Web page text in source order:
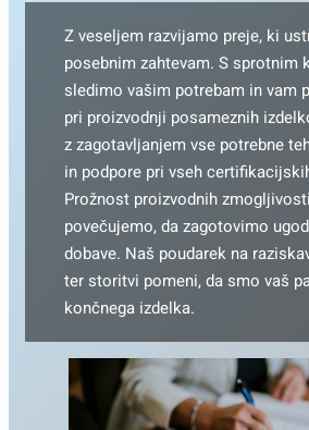
Z veseljem razvijamo preje, ki
posebnim zahtevam. S sprotnim
sledimo vašim potrebam in vam
pri proizvodnji posameznih
z zagotavljanjem vse potrebne
in podpore pri vseh
Prožnost proizvodnih
povečujemo, da zagotovimo
dobave. Naš poudarek na
ter storitvi pomeni, da smo vaš
končnega izdelka.